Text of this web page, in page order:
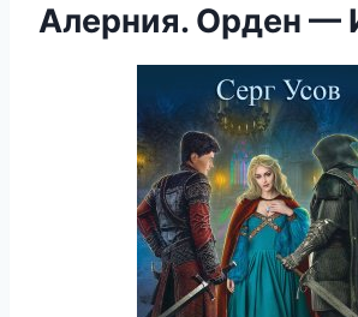
Алерния. Орден